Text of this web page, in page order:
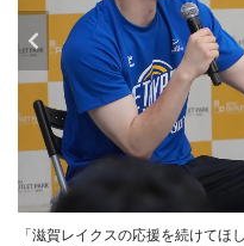
「滋賀レイクスの応援を続けて